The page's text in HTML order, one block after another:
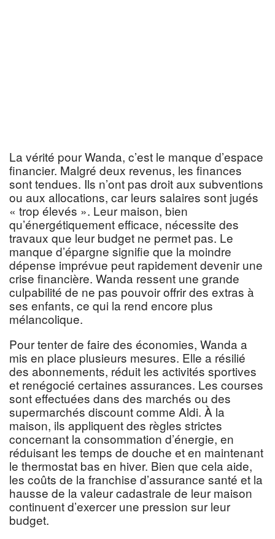
La vérité pour Wanda, c’est le manque d’espace
financier. Malgré deux revenus, les finances
sont tendues. Ils n’ont pas droit aux subventions
ou aux allocations, car leurs salaires sont jugés
« trop élevés ». Leur maison, bien
qu’énergétiquement efficace, nécessite des
travaux que leur budget ne permet pas. Le
manque d’épargne signifie que la moindre
dépense imprévue peut rapidement devenir une
crise financière. Wanda ressent une grande
culpabilité de ne pas pouvoir offrir des extras à
ses enfants, ce qui la rend encore plus
mélancolique.
Pour tenter de faire des économies, Wanda a
mis en place plusieurs mesures. Elle a résilié
des abonnements, réduit les activités sportives
et renégocié certaines assurances. Les courses
sont effectuées dans des marchés ou des
supermarchés discount comme Aldi. À la
maison, ils appliquent des règles strictes
concernant la consommation d’énergie, en
réduisant les temps de douche et en maintenant
le thermostat bas en hiver. Bien que cela aide,
les coûts de la franchise d’assurance santé et la
hausse de la valeur cadastrale de leur maison
continuent d’exercer une pression sur leur
budget.